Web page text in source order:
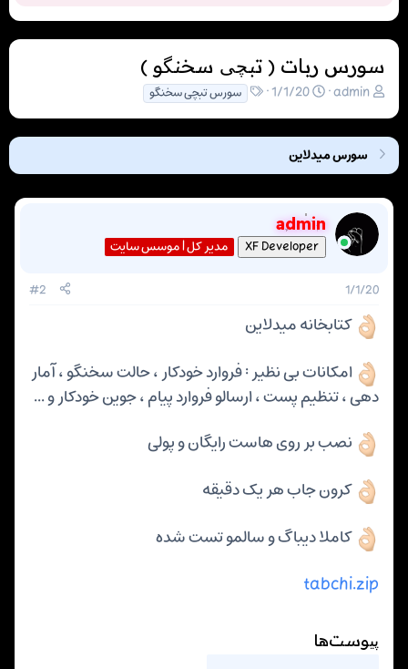
سورس ربات ( تبچی سخنگو )
ن
س
ن
د
ه
م
ض
ع
admin
ت
ی
خ
ش
ر
و
ع
1/1/20
ب
ر
س
ه
ا
سورس تبچی سخنگو
سورس میدلاین
admin
XF Developer مدیر کل | موسس سایت
1/1/20
#2
کتابخانه میدلاین
امکانات بی نظیر : فروارد خودکار ، حالت سخنگو ، آمار
دهی ، تنظیم پست ، ارسالو فروارد پیام ، جوین خودکار و ...
نصب بر روی هاست رایگان و پولی
کرون جاب هر یک دقیقه
کاملا دیباگ و سالمو تست شده
tabchi.zip
پیوست‌ها